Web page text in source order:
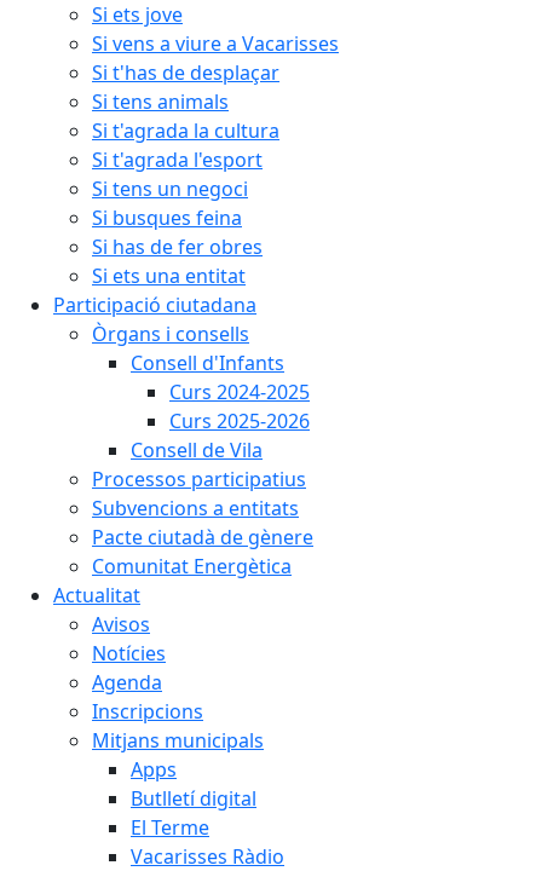
Si ets jove
Si vens a viure a Vacarisses
Si t'has de desplaçar
Si tens animals
Si t'agrada la cultura
Si t'agrada l'esport
Si tens un negoci
Si busques feina
Si has de fer obres
Si ets una entitat
Participació ciutadana
Òrgans i consells
Consell d'Infants
Curs 2024-2025
Curs 2025-2026
Consell de Vila
Processos participatius
Subvencions a entitats
Pacte ciutadà de gènere
Comunitat Energètica
Actualitat
Avisos
Notícies
Agenda
Inscripcions
Mitjans municipals
Apps
Butlletí digital
El Terme
Vacarisses Ràdio